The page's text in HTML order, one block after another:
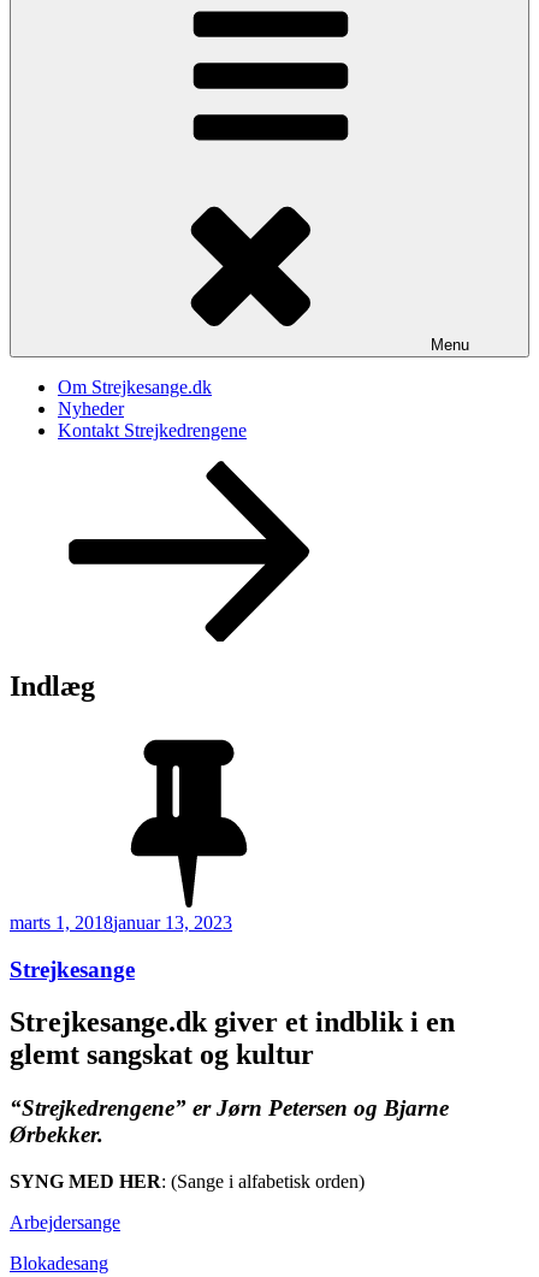
Strejkesange
Sange fra strejker og demonstrationer i den danske arbejderbevægelse
Menu
Om Strejkesange.dk
Nyheder
Kontakt Strejkedrengene
Indlæg
Udgivet
marts 1, 2018januar 13, 2023
Strejkesange
Strejkesange.dk giver et indblik i en
glemt sangskat og kultur
“Strejkedrengene” er Jørn Petersen og Bjarne
Ørbekker.
SYNG MED HER: (Sange i alfabetisk orden)
Arbejdersange
Blokadesang